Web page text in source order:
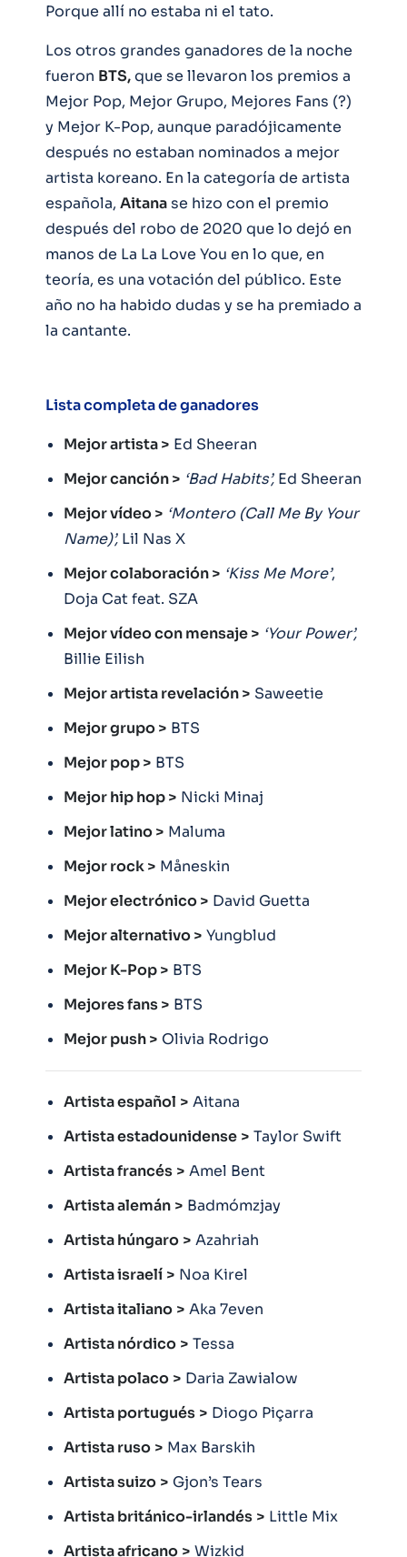
Porque allí no estaba ni el tato.
Los otros grandes ganadores de la noche
fueron BTS,que se llevaron los premios a
Mejor Pop, Mejor Grupo, Mejores Fans (?)
y Mejor K-Pop, aunque paradójicamente
después no estaban nominados a mejor
artista koreano. En la categoría de artista
española, Aitanase hizo con el premio
después del robo de 2020 que lo dejó en
manos de La La Love You en lo que, en
teoría, es una votación del público. Este
año no ha habido dudas y se ha premiado a
la cantante.
Lista completa de ganadores
Mejor artista > Ed Sheeran
Mejor canción > ‘Bad Habits’, Ed Sheeran
Mejor vídeo > ‘Montero (Call Me By Your
Name)’, Lil Nas X
Mejor colaboración > ‘Kiss Me More’,
Doja Cat feat. SZA
Mejor vídeo con mensaje > ‘Your Power’,
Billie Eilish
Mejor artista revelación > Saweetie
Mejor grupo > BTS
Mejor pop > BTS
Mejor hip hop > Nicki Minaj
Mejor latino > Maluma
Mejor rock > Måneskin
Mejor electrónico > David Guetta
Mejor alternativo > Yungblud
Mejor K-Pop > BTS
Mejores fans > BTS
Mejor push > Olivia Rodrigo
Artista español > Aitana
Artista estadounidense > Taylor Swift
Artista francés > Amel Bent
Artista alemán > Badmómzjay
Artista húngaro > Azahriah
Artista israelí > Noa Kirel
Artista italiano > Aka 7even
Artista nórdico > Tessa
Artista polaco > Daria Zawialow
Artista portugués > Diogo Piçarra
Artista ruso > Max Barskih
Artista suizo > Gjon’s Tears
Artista británico-irlandés > Little Mix
Artista africano > Wizkid